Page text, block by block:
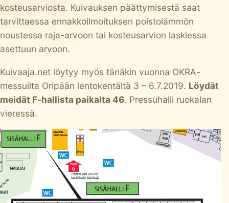
kosteusarviosta. Kuivauksen päättymisestä saat
tarvittaessa ennakkoilmoituksen poistolämmön
noustessa raja-arvoon tai kosteusarvion laskiessa
asettuun arvoon.
Kuivaaja.net löytyy myös tänäkin vuonna OKRA-
messuilta Oripään lentokentältä 3 – 6.7.2019. Löydät
meidät F-hallista paikalta 46. Pressuhalli ruokalan
vieressä.